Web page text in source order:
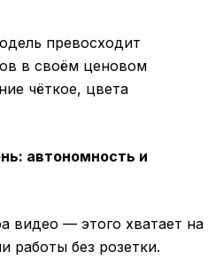
превосходит
в своём ценовом
чёткое, цвета
автономность и
видео — этого хватает на
работы без розетки.